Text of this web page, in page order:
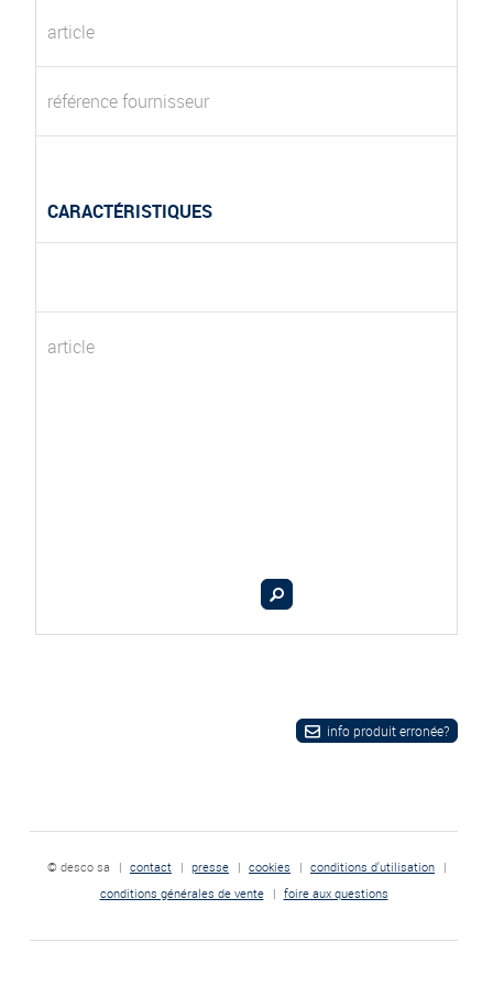
article
référence fournisseur
CARACTÉRISTIQUES
article
info produit erronée?
© desco sa | contact | presse | cookies | conditions d'utilisation |
conditions générales de vente
| foire aux questions